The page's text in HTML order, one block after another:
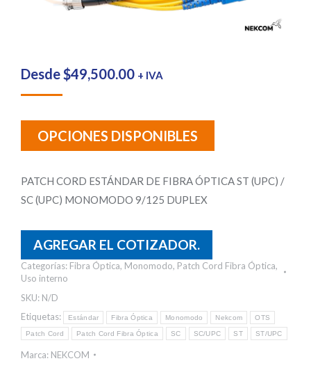
Desde $49,500.00 + IVA
OPCIONES DISPONIBLES
PATCH CORD ESTÁNDAR DE FIBRA ÓPTICA ST (UPC) /
SC (UPC) MONOMODO 9/125 DUPLEX
AGREGAR EL COTIZADOR.
Categorías: Fibra Óptica, Monomodo, Patch Cord Fibra Óptica,
Uso interno
SKU: N/D
Etiquetas:
Estándar Fibra Óptica Monomodo Nekcom OTS
Patch Cord Patch Cord Fibra Óptica SC SC/UPC ST ST/UPC
Marca: NEKCOM